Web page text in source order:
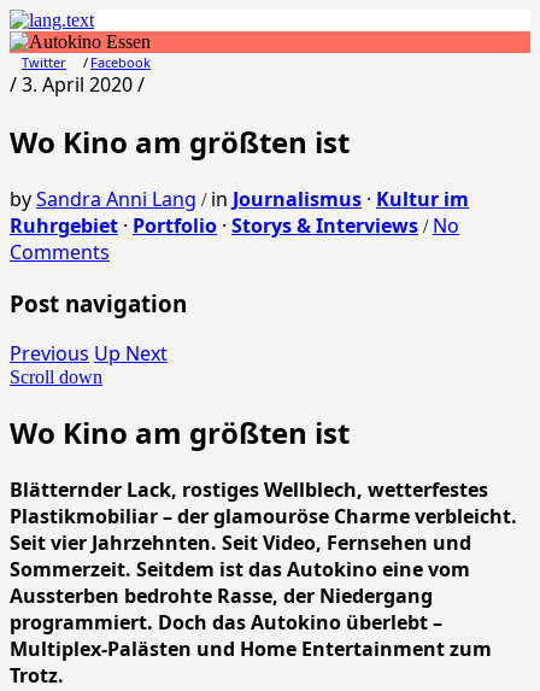
Twitter Facebook
/ 3. April 2020 /
Wo Kino am größten ist
bySandra Anni Lang / in Journalismus · Kultur im
Ruhrgebiet · Portfolio · Storys & Interviews / No
Comments
Post navigation
Previous Up Next
Scroll down
Wo Kino am größten ist
Blätternder Lack, rostiges Wellblech, wetterfestes
Plastikmobiliar – der glamouröse Charme verbleicht.
Seit vier Jahrzehnten. Seit Video, Fernsehen und
Sommerzeit. Seitdem ist das Autokino eine vom
Aussterben bedrohte Rasse, der Niedergang
programmiert. Doch das Autokino überlebt –
Multiplex-Palästen und Home Entertainment zum
Trotz.